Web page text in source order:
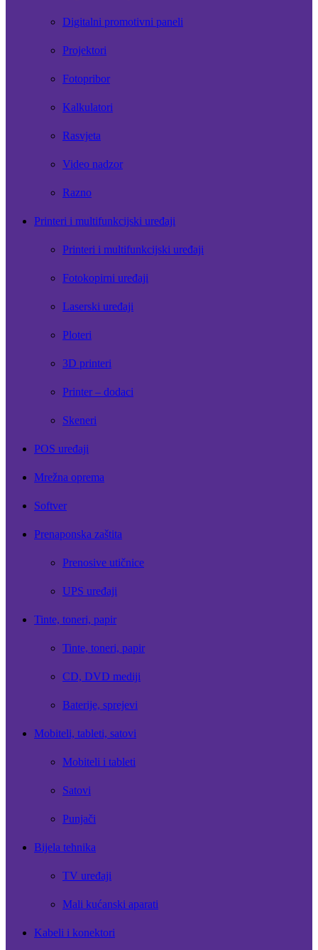
Digitalni promotivni paneli
Projektori
Fotopribor
Kalkulatori
Rasvjeta
Video nadzor
Razno
Printeri i multifunkcijski uređaji
Printeri i multifunkcijski uređaji
Fotokopirni uređaji
Laserski uređaji
Ploteri
3D printeri
Printer – dodaci
Skeneri
POS uređaji
Mrežna oprema
Softver
Prenaponska zaštita
Prenosive utičnice
UPS uređaji
Tinte, toneri, papir
Tinte, toneri, papir
CD, DVD mediji
Baterije, sprejevi
Mobiteli, tableti, satovi
Mobiteli i tableti
Satovi
Punjači
Bijela tehnika
TV uređaji
Mali kućanski aparati
Kabeli i konektori